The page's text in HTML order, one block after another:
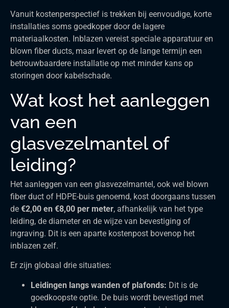
Vanuit kostenperspectief is trekken bij eenvoudige, korte
installaties soms goedkoper door de lagere
materiaalkosten. Inblazen vereist speciale apparatuur en
blown fiber ducts, maar levert op de lange termijn een
betrouwbaardere installatie op met minder kans op
storingen door kabelschade.
Wat kost het aanleggen
van een
glasvezelmantel of
leiding?
Het aanleggen van een glasvezelmantel, ook wel blown
fiber duct of HDPE-buis genoemd, kost doorgaans tussen
de €2,00 en €8,00 per meter, afhankelijk van het type
leiding, de diameter en de wijze van bevestiging of
ingraving. Dit is een aparte kostenpost bovenop het
inblazen zelf.
Er zijn globaal drie situaties:
Leidingen langs wanden of plafonds: Dit is de
goedkoopste optie. De buis wordt bevestigd met